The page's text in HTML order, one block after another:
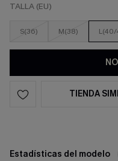
TALLA (EU)
S(36) M(38) L(40/
TIENDA
Estadísticas del modelo